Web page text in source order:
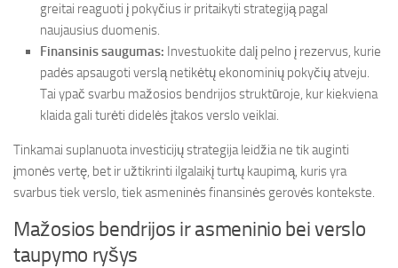
greitai reaguoti į pokyčius ir pritaikyti strategiją pagal
naujausius duomenis.
Finansinis saugumas: Investuokite dalį pelno į rezervus, kurie
padės apsaugoti verslą netikėtų ekonominių pokyčių atveju.
Tai ypač svarbu mažosios bendrijos struktūroje, kur kiekviena
klaida gali turėti didelės įtakos verslo veiklai.
Tinkamai suplanuota investicijų strategija leidžia ne tik auginti
įmonės vertę, bet ir užtikrinti ilgalaikį turtų kaupimą, kuris yra
svarbus tiek verslo, tiek asmeninės finansinės gerovės kontekste.
Mažosios bendrijos ir asmeninio bei verslo
taupymo ryšys